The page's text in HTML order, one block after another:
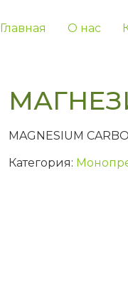
Главная О нас
MAGNESIUM
Категория: